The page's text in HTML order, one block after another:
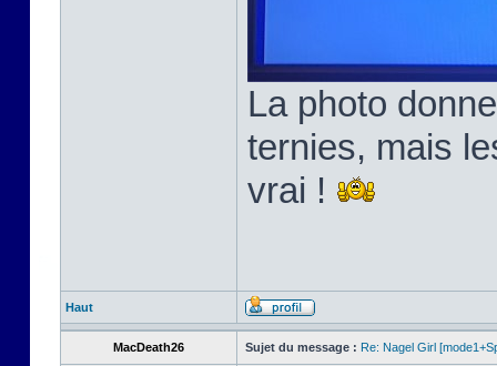
La photo
ternies, mais
vrai !
Haut
MacDeath26 Sujet du message : Re: Nagel Girl